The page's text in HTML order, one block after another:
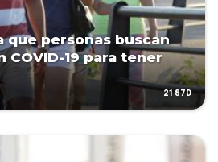
que personas buscan
19 para tener
2187D